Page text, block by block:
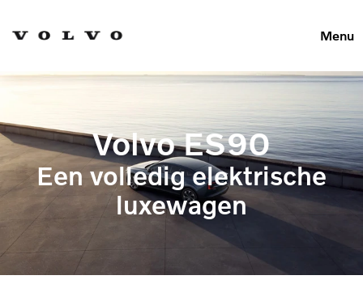
Menu
Volvo ES90
Een volledig elektrische
luxewagen